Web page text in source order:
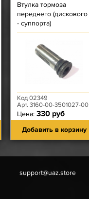
Втулка тормоза
переднего (дискового
- суппорта)
компенсирующая (БЕЗ
ОКРУЖНОСТИ)
Код 02349
Арт. 3160-00-3501027-00
Цена: 330 руб
Добавить в корзину
support@uaz.store